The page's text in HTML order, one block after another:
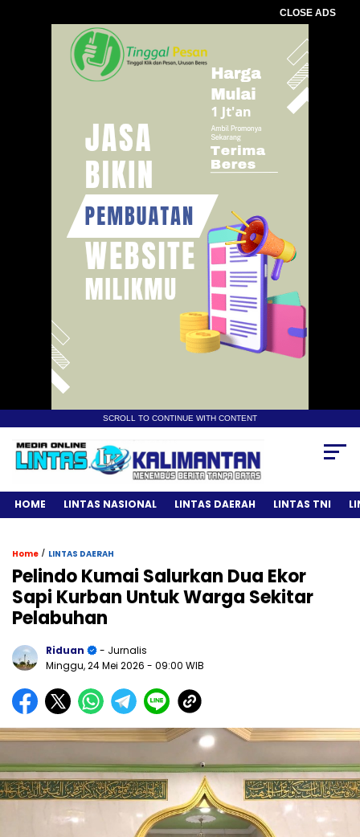
CLOSE ADS
SCROLL TO CONTINUE WITH CONTENT
HOME LINTAS NASIONAL LINTAS DAERAH LINTAS TNI
Home / LINTAS DAERAH
Pelindo Kumai Salurkan Dua Ekor
Sapi Kurban Untuk Warga Sekitar
Pelabuhan
Riduan
- Jurnalis
Minggu, 24 Mei 2026 - 09:00 WIB